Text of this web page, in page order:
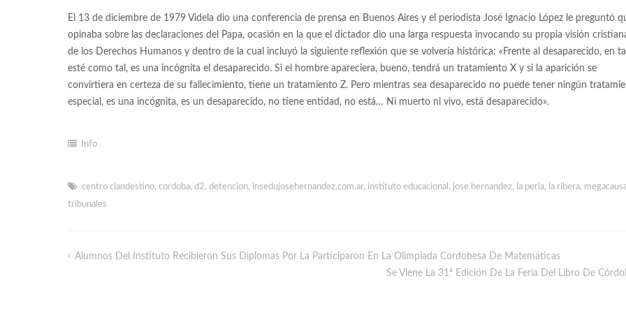
El 13 de diciembre de 1979 Videla dio una conferencia de prensa en Buenos Aires y el periodista José Ignacio López le preguntó
opinaba sobre las declaraciones del Papa, ocasión en la que el dictador dio una larga respuesta invocando su propia visión
de los Derechos Humanos y dentro de la cual incluyó la siguiente reflexión que se volvería histórica: «Frente al desaparecido, en
esté como tal, es una incógnita el desaparecido. Si el hombre apareciera, bueno, tendrá un tratamiento X y si la aparición se
convirtiera en certeza de su fallecimiento, tiene un tratamiento Z. Pero mientras sea desaparecido no puede tener ningún
especial, es una incógnita, es un desaparecido, no tiene entidad, no está… Ni muerto ni vivo, está desaparecido».
Info
centro clandestino, cordoba, d2, detencion, insedujosehernandez.com.ar, instituto educacional , jose hernandez, la perla, la ribera,
tribunales
Alumnos Del Instituto Recibieron Sus Diplomas Por La Participaron En La Olimpíada Cordobesa De Matemáticas
Se Viene La 31ª Edición De La Feria Del Libro De